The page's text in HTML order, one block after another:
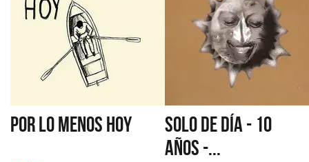
POR LO MENOS HOY
SOLO DE DÍA - 10
AÑOS -...